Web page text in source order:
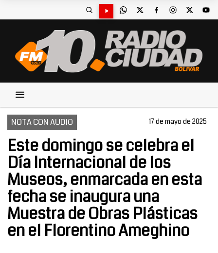
NOTA CON AUDIO 17 de mayo de 2025
Este domingo se celebra el
Día Internacional de los
Museos, enmarcada en esta
fecha se inaugura una
Muestra de Obras Plásticas
en el Florentino Ameghino